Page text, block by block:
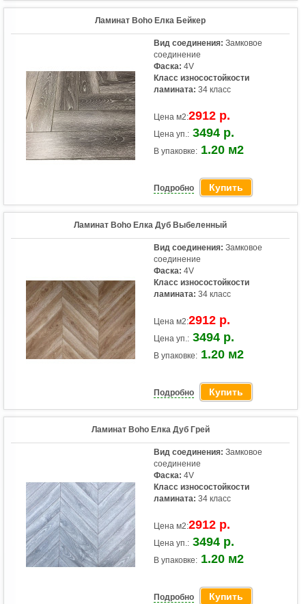
Ламинат Boho Елка Бейкер
Вид соединения: Замковое
соединение
Фаска: 4V
Класс износостойкости
ламината: 34 класс
Цена м2:2912 р.
Цена уп.: 3494 р.
В упаковке: 1.20 м2
Подробно Купить
Ламинат Boho Елка Дуб Выбеленный
Вид соединения: Замковое
соединение
Фаска: 4V
Класс износостойкости
ламината: 34 класс
Цена м2:2912 р.
Цена уп.: 3494 р.
В упаковке: 1.20 м2
Подробно Купить
Ламинат Boho Елка Дуб Грей
Вид соединения: Замковое
соединение
Фаска: 4V
Класс износостойкости
ламината: 34 класс
Цена м2:2912 р.
Цена уп.: 3494 р.
В упаковке: 1.20 м2
Подробно Купить